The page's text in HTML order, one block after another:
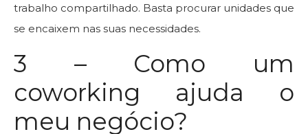
trabalho compartilhado. Basta procurar unidades que
se encaixem nas suas necessidades.
3 – Como um
coworking ajuda o
meu negócio?